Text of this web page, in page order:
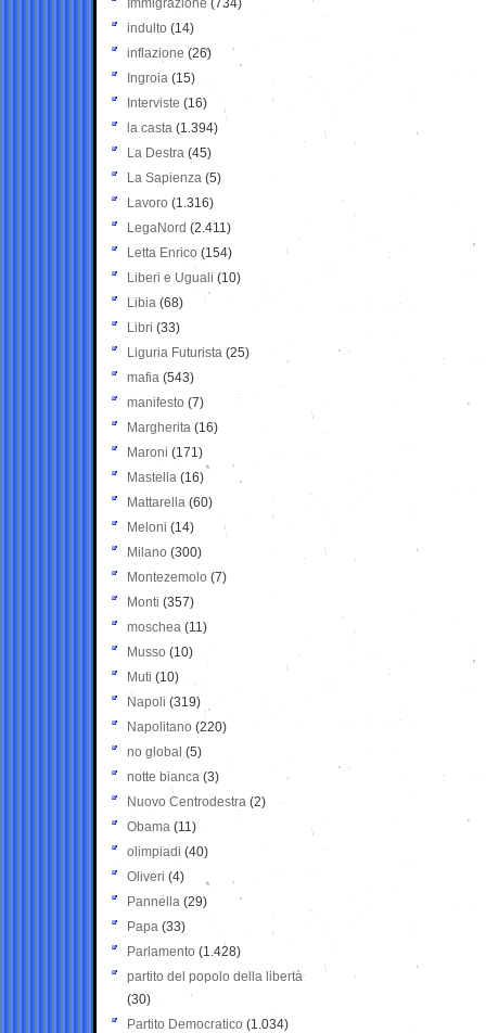
Immigrazione (734)
indulto (14)
inflazione (26)
Ingroia (15)
Interviste (16)
la casta (1.394)
La Destra (45)
La Sapienza (5)
Lavoro (1.316)
LegaNord (2.411)
Letta Enrico (154)
Liberi e Uguali (10)
Libia (68)
Libri (33)
Liguria Futurista (25)
mafia (543)
manifesto (7)
Margherita (16)
Maroni (171)
Mastella (16)
Mattarella (60)
Meloni (14)
Milano (300)
Montezemolo (7)
Monti (357)
moschea (11)
Musso (10)
Muti (10)
Napoli (319)
Napolitano (220)
no global (5)
notte bianca (3)
Nuovo Centrodestra (2)
Obama (11)
olimpiadi (40)
Oliveri (4)
Pannella (29)
Papa (33)
Parlamento (1.428)
partito del popolo della libertà
(30)
Partito Democratico (1.034)